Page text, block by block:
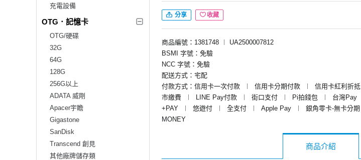
充電設備
OTG．記憶卡
OTG/硬碟
32G
64G
128G
256G以上
ADATA 威剛
Apacer宇瞻
Gigastone
SanDisk
Transcend 創見
其他廠牌儲存類
分享 收藏
商品編號：1381748 ︱
UA2500007812
BSMI 字號：免驗
NCC 字號：免驗
配送方式：宅配
付款方式：信用卡一次付款
︱ 信用卡分期付款 ︱ 信用卡紅利折抵
市繳費
︱ LINE Pay付款 ︱ 街口支付 ︱ Pi拍錢包 ︱ 台灣Pay
+PAY
︱ 悠遊付 ︱ 全支付 ︱ Apple Pay ︱ 銀角零卡-無卡分期
MONEY
商品介紹